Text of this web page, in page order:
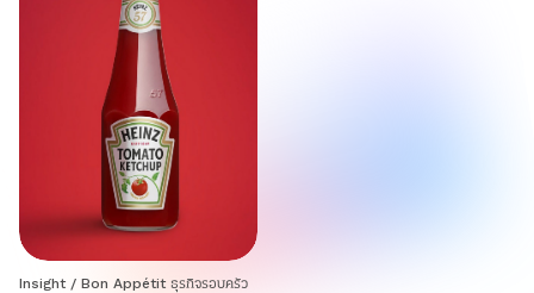
Insight / Bon Appétit ธุรกิจรอบครัว